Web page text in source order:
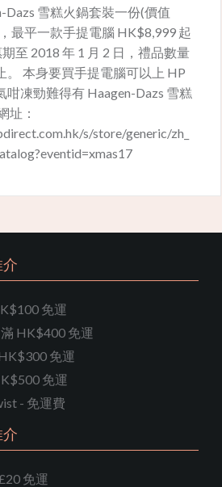
Dazs 雪糕火鍋套裝一份(價值
最平一款手提電腦 HK$8,999 起
至 2018 年 1 月 2 日，禮品數量
。 本身要買手提電腦可以上 HP
咁凍勁難得有 Haagen-Dazs 雪糕
址：
s/store/generic/zh_
免運
HK$400 免運
免運
免運
- 免運費
免運